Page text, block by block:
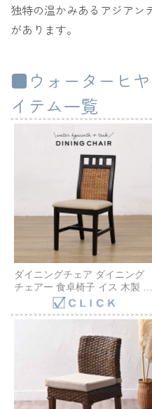
独特の温かみあるアジアン
があります。
■ウォーターヒ
イテム一覧
ダイニングチェア ダイニング
チェアー 食卓椅子 イス 木製 ウ
ォーターヒヤシンス クッショ
ン アジアン バリ ナチュラル 家
具 リゾート デザイン テイスト
アンティーク風 カフェ レスト